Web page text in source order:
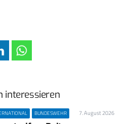
interessieren
BUNDESWEHR 7. August 2026